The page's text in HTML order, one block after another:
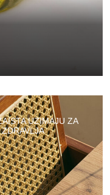
UZIMAJU ZA